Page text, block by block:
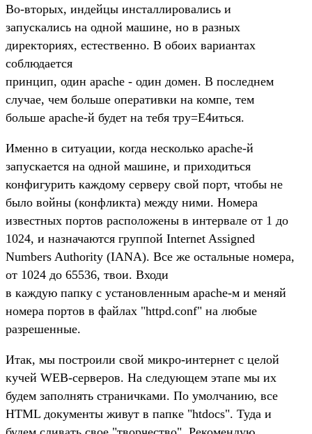
Во-вторых, индейцы инсталлировались и
запускались на одной машине, но в разных
директориях, естественно. В обоих вариантах
соблюдается
принцип, один apache - один домен. В последнем
случае, чем больше оперативки на компе, тем
больше apache-й будет на тебя тру=E4иться.
Именно в ситуации, когда несколько apache-й
запускается на одной машине, и приходиться
конфигурить каждому серверу свой порт, чтобы не
было войны (конфликта) между ними. Номера
известных портов расположены в интервале от 1 до
1024, и назначаются группой Internet Assigned
Numbers Authority (IANA). Все же остальные номера,
от 1024 до 65536, твои. Входи
в каждую папку с установленным apache-м и меняй
номера портов в файлах "httpd.conf" на любые
разрешенные.
Итак, мы построили свой микро-интернет с целой
кучей WEB-серверов. На следующем этапе мы их
будем заполнять страничками. По умолчанию, все
HTML документы живут в папке "htdocs". Туда и